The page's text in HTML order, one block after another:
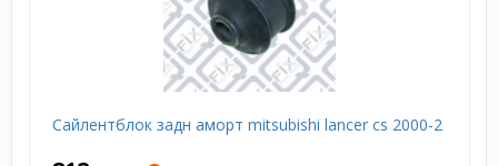
Сайлентблок задн аморт mitsubishi lancer cs 2000-2